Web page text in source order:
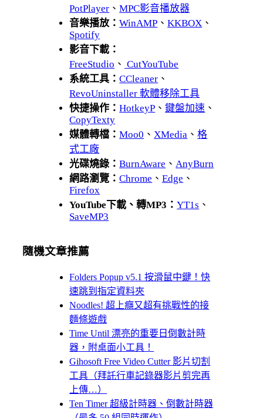
PotPlayer 、MPC影音播放器
音樂播放：WinAMP 、KKBOX 、
Spotify
影音下載：
FreeStudio 、 CutYouTube
系統工具：CCleaner 、
RevoUninstaller 軟體移除工具
快捷操作：HotkeyP 、鍵盤加速 、
CopyTexty
媒體轉檔：Moo0 、 XMedia 、格
式工廠
光碟燒錄：BurnAware 、 AnyBurn
網路瀏覽：Chrome 、Edge 、
Firefox
YouTube下載、轉MP3：YT1s 、
SaveMP3
隨機文章推薦
Folders Popup v5.1 按滑鼠中鍵！快
速跳到指定資料夾
Noodles! 超上癮又超有挑戰性的接
麵條遊戲
Time Until 漂亮的重要日倒數計時
器，附桌面小工具！
Gihosoft Free Video Cutter 影片切割
工具（拜託行車記錄器影片剪完再
上傳…）
Ten Timer 超級計時器、倒數計時器